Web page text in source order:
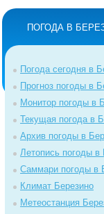
ПОГОДА В
Погода сегодня в
Прогноз погоды в
Монитор погоды в
Текущая погода в
Архив погоды в
Летопись погоды в
Саммари погоды в
Климат Березино
Метеостанция